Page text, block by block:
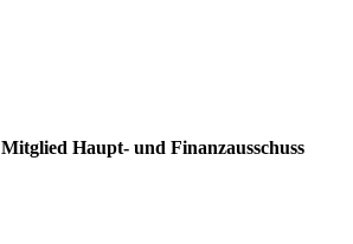
Mitglied Haupt- und Finanzausschuss